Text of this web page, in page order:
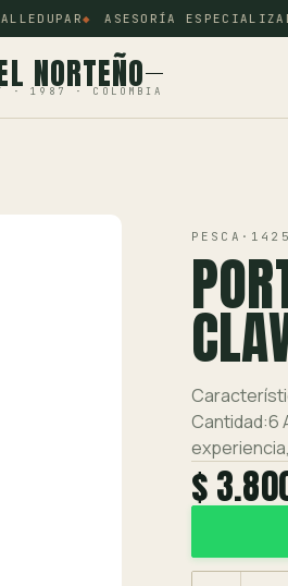
ASESORÍA ESPECIALIZADA
NORTEÑO
· 1987 · COLOMBIA
PESCA ·
Cantidad:6
$